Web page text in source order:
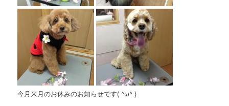
今月来月のお休みのお知らせです( ^ω^ )